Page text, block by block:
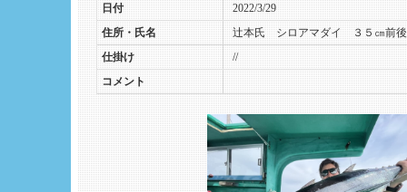
日付
2022/3/29
住所・氏名
辻本氏 シロアマダイ ３５㎝
仕掛け
//
コメント